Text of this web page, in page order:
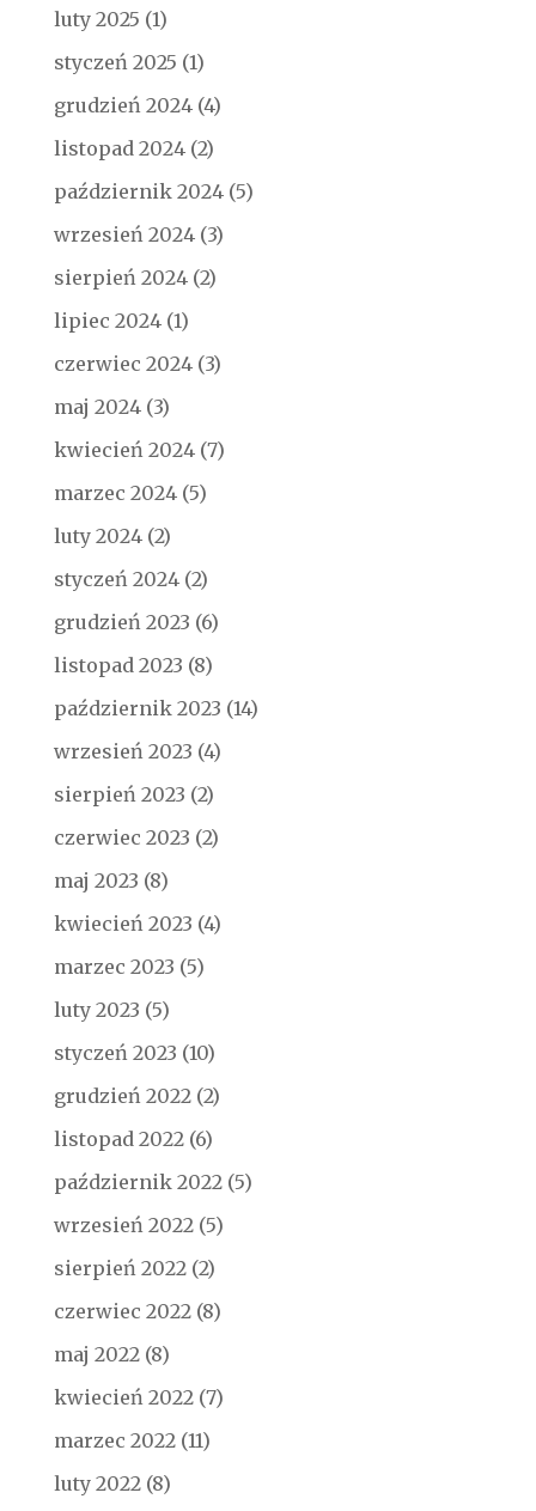
luty 2025 (1)
styczeń 2025 (1)
grudzień 2024(4)
listopad 2024(2)
październik 2024(5)
wrzesień 2024(3)
sierpień 2024(2)
lipiec 2024(1)
czerwiec 2024(3)
maj 2024(3)
kwiecień 2024(7)
marzec 2024(5)
luty 2024(2)
styczeń 2024(2)
grudzień 2023 (6)
listopad 2023 (8)
październik 2023 (14)
wrzesień 2023 (4)
sierpień 2023 (2)
czerwiec 2023 (2)
maj 2023 (8)
kwiecień 2023 (4)
marzec 2023 (5)
luty 2023 (5)
styczeń 2023 (10)
grudzień 2022(2)
listopad 2022(6)
październik 2022(5)
wrzesień 2022(5)
sierpień 2022(2)
czerwiec 2022(8)
maj 2022(8)
kwiecień 2022(7)
marzec 2022(11)
luty 2022(8)